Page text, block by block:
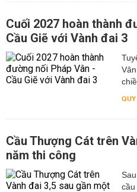
Cuối 2027 hoàn thành
Cầu Giẽ với Vành đai 3
Cầu Thượng Cát trên
năm thi công